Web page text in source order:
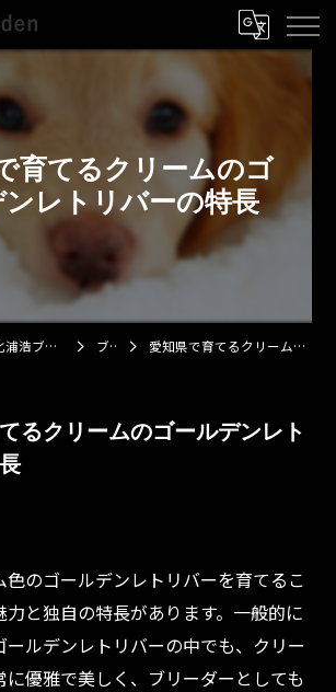
育てるクリームのゴ
レトリバーの特長
愛知県知多郡の北浦浩ブリーダーならK&H Dog Garden ブログ 愛知県で育てるクリームのゴールデンレトリバーの特長
るクリームのゴールデンレト
色のゴールデンレトリバーを育てるこ
力と独自の特長があります。一般的に
ルデンレトリバーの中でも、クリー
優雅で美しく、ブリーダーとしても